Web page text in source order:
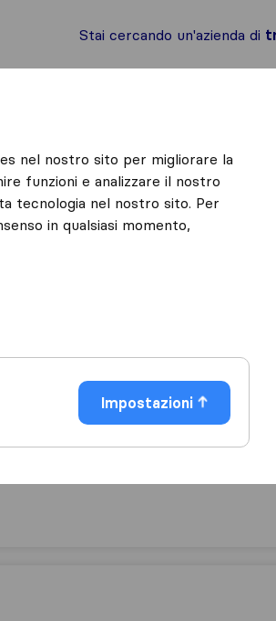
Stai cercando un'azienda di
nel nostro sito per migliorare la
funzioni e analizzare il nostro
tecnologia nel nostro sito. Per
in qualsiasi momento,
Impostazioni